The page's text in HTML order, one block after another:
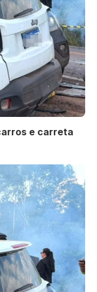
e carreta